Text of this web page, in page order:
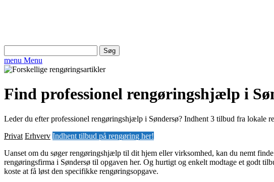
efter:
menu Menu
Find professionel rengøringshjælp i
Leder du efter professionel rengøringshjælp i Søndersø? Indhent 3 tilbud fra lokale
Privat Erhverv Indhent tilbud på rengøring her!
Uanset om du søger rengøringshjælp til dit hjem eller virksomhed, kan du nemt
rengøringsfirma i Søndersø til opgaven her. Og hurtigt og enkelt modtage et godt
koste at få løst den specifikke rengøringsopgave.